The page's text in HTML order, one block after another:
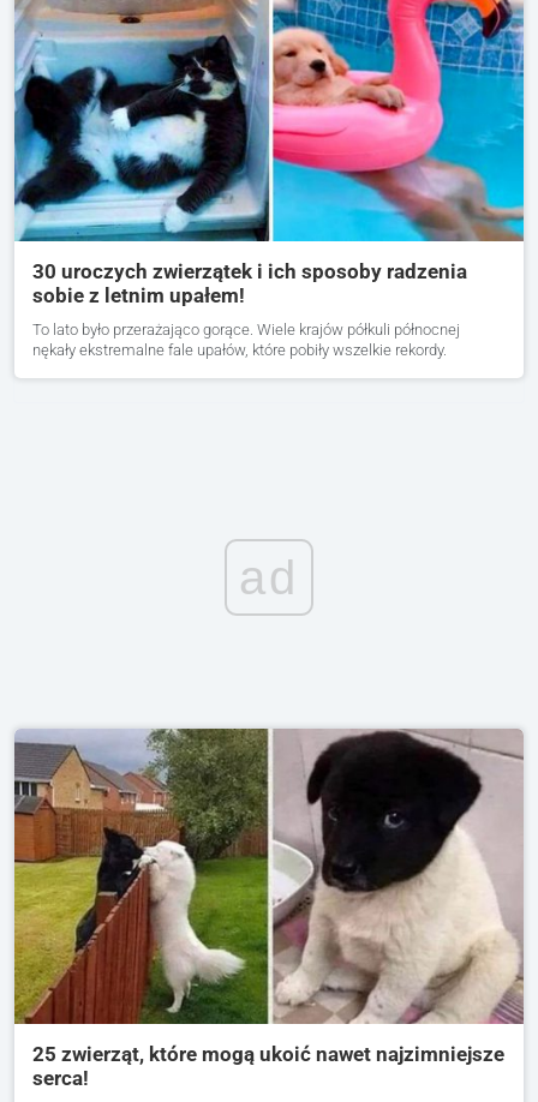
30 uroczych zwierzątek i ich sposoby radzenia
sobie z letnim upałem!
To lato było przerażająco gorące. Wiele krajów półkuli północnej
nękały ekstremalne fale upałów, które pobiły wszelkie rekordy.
ad
25 zwierząt, które mogą ukoić nawet najzimniejsze
serca!